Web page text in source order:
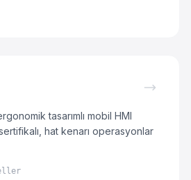
tasarımlı mobil HMI
hat kenarı operasyonlar